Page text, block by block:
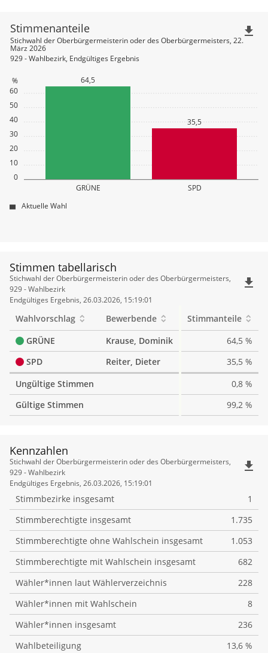
0
10
20
30
40
50
60
%
GRÜNE SPD
64,5
35,5
Stimmenanteile
Stichwahl der Oberbürgermeisterin oder des Oberbürgermeisters, 22.
März 2026
929 - Wahlbezirk, Endgültiges Ergebnis
Aktuelle Wahl
file_download
Stimmen tabellarisch
Stimmen
tabellarisch
Stichwahl der Oberbürgermeisterin oder des Oberbürgermeisters,
929 - Wahlbezirk
Endgültiges Ergebnis, 26.03.2026, 15:19:01
file_download
Wahlvorschlag Bewerbende
Stimmanteile
GRÜNE
Krause, Dominik
64,5 %
SPD
Reiter, Dieter
35,5 %
Ungültige Stimmen
0,8 %
Gültige Stimmen
99,2 %
Kennzahlen
Kennzahlen
Stichwahl der Oberbürgermeisterin oder des Oberbürgermeisters,
929 - Wahlbezirk
Endgültiges Ergebnis, 26.03.2026, 15:19:01
file_download
Stimmbezirke insgesamt
1
Stimmberechtigte insgesamt
1.735
Stimmberechtigte ohne Wahlschein insgesamt
1.053
Stimmberechtigte mit Wahlschein insgesamt
682
Wähler*innen laut Wählerverzeichnis
228
Wähler*innen mit Wahlschein
8
Wähler*innen insgesamt
236
Wahlbeteiligung
13,6 %